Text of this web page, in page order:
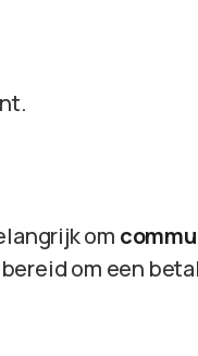
om
om een